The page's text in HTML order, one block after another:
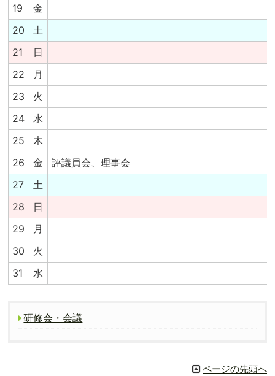
19
金
20
土
21
日
22
月
23
火
24
水
25
木
26
金
評議員会、理事会
27
土
28
日
29
月
30
火
31
水
研修会・会議
ページの先頭へ